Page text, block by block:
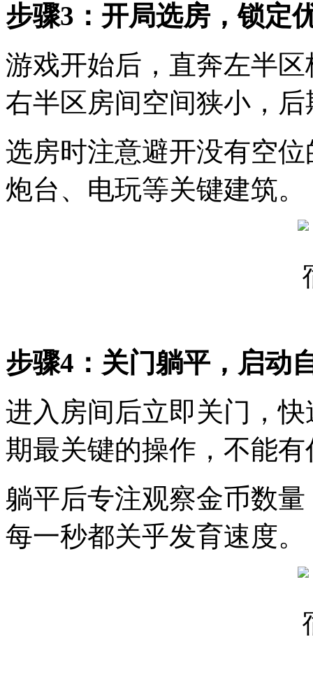
步骤3：开局选房，锁定
游戏开始后，直奔左半
右半区房间空间狭小，
选房时注意避开没有空
炮台、电玩等关键建筑。
步骤4：关门躺平，启动
进入房间后立即关门，
期最关键的操作，不能
躺平后专注观察金币数
每一秒都关乎发育速度。